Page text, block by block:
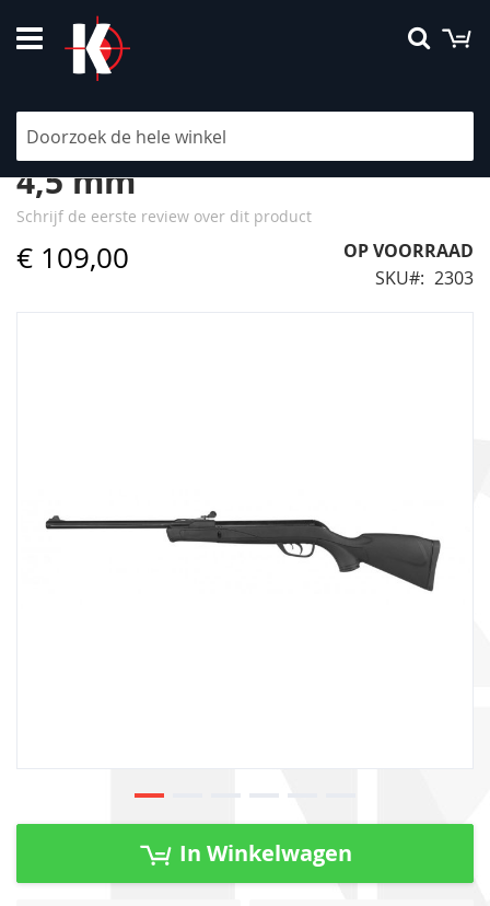
naar
de
Gamo Delta Special Edition
4,5 mm
Schrijf de eerste review over dit product
€ 109,00
OP VOORRAAD
SKU
2303
Ga
In Winkelwagen